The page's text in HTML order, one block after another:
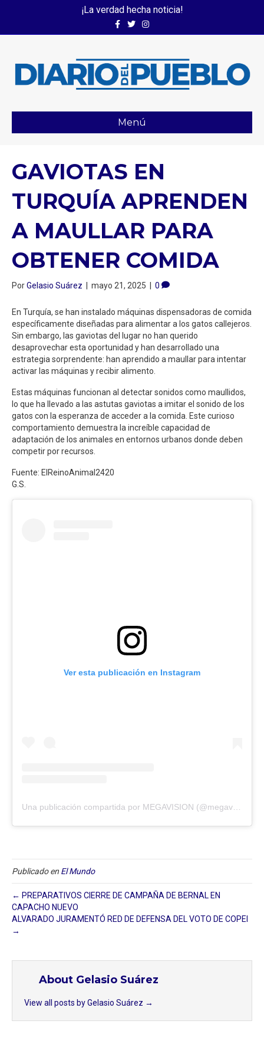
¡La verdad hecha noticia!
FacebookTwitterInstagram
Menú
GAVIOTAS EN
TURQUÍA APRENDEN
A MAULLAR PARA
OBTENER COMIDA
PorGelasio Suárez | mayo 21, 2025 | 0
En Turquía, se han instalado máquinas dispensadoras de comida
específicamente diseñadas para alimentar a los gatos callejeros.
Sin embargo, las gaviotas del lugar no han querido
desaprovechar esta oportunidad y han desarrollado una
estrategia sorprendente: han aprendido a maullar para intentar
activar las máquinas y recibir alimento.
Estas máquinas funcionan al detectar sonidos como maullidos,
lo que ha llevado a las astutas gaviotas a imitar el sonido de los
gatos con la esperanza de acceder a la comida. Este curioso
comportamiento demuestra la increíble capacidad de
adaptación de los animales en entornos urbanos donde deben
competir por recursos.
Fuente: ElReinoAnimal2420
G.S.
Ver esta publicación en Instagram
Publicado en El Mundo
← PREPARATIVOS CIERRE DE CAMPAÑA DE BERNAL EN
CAPACHO NUEVO
ALVARADO JURAMENTÓ RED DE DEFENSA DEL VOTO DE COPEI
→
About Gelasio Suárez
View all posts by Gelasio Suárez →